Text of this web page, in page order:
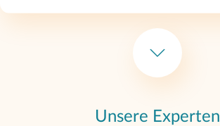
nachsorgeUnsere Experten